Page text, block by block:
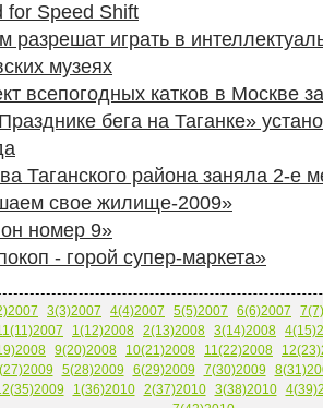
for Speed Shift
разрешат играть в
музеях
всепогодных катков в Москве
бега на Таганке»
Таганского района заняла 2-е
свое жилище-2009»
номер 9»
- горой супер-маркета»
3(3)2007 4(4)2007 5(5)2007 6(6)2007
1(12)2008 2(13)2008 3(14)2008
9(20)2008 10(21)2008 11(22)2008
5(28)2009 6(29)2009 7(30)2009
1(36)2010 2(37)2010 3(38)2010